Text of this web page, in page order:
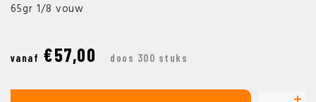
65gr 1/8 vouw
vanaf €57,00 doos 300 stuks